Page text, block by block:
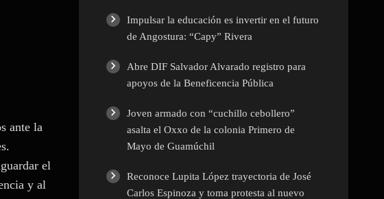
ante la
el
y al
Impulsar la educación es invertir en el futuro
de Angostura: “Capy” Rivera
Abre DIF Salvador Alvarado registro para
apoyos de la Beneficencia Pública
Joven armado con “cuchillo cebollero”
asalta el Oxxo de la colonia Primero de
Mayo de Guamúchil
Reconoce Lupita López trayectoria de José
Carlos Espinoza y toma protesta al nuevo